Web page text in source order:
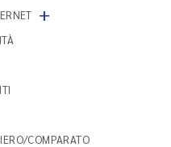
+
COMPARATO